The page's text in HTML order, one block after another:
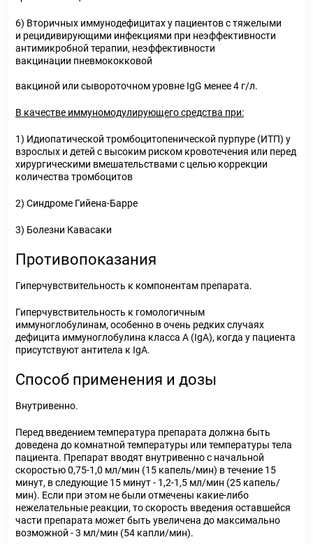
6) Вторичных иммунодефицитах у пациентов с тяжелыми
и рецидивирующими инфекциями при неэффективности
антимикробной терапии, неэффективности
вакцинации пневмококковой
вакциной или сывороточном уровне IgG менее 4 г/л.
В качестве иммуномодулирующего средства при:
1) Идиопатической тромбоцитопенической пурпуре (ИТП) у
взрослых и детей с высоким риском кровотечения или перед
хирургическими вмешательствами с целью коррекции
количества тромбоцитов
2) Синдроме Гийена-Барре
3) Болезни Кавасаки
Противопоказания
Гиперчувствительность к компонентам препарата.
Гиперчувствительность к гомологичным
иммуноглобулинам, особенно в очень редких случаях
дефицита иммуноглобулина класса A (IgA), когда у пациента
присутствуют антитела к IgA.
Способ применения и дозы
Внутривенно.
Перед введением температура препарата должна быть
доведена до комнатной температуры или температуры тела
пациента. Препарат вводят внутривенно с начальной
скоростью 0,75-1,0 мл/мин (15 капель/мин) в течение 15
минут, в следующие 15 минут - 1,2-1,5 мл/мин (25 капель/
мин). Если при этом не были отмечены какие-либо
нежелательные реакции, то скорость введения оставшейся
части препарата может быть увеличена до максимально
возможной - 3 мл/мин (54 капли/мин).